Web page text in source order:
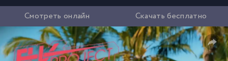
Смотреть онлайн Скачать бесплатно